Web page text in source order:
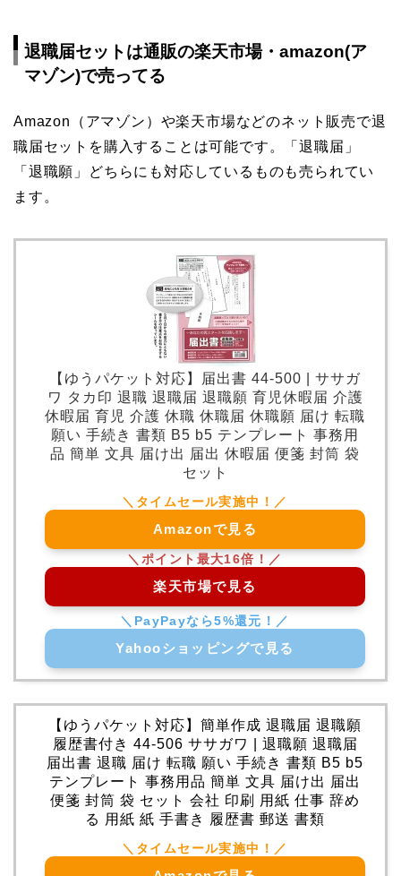
退職届セットは通販の楽天市場・amazon(ア
マゾン)で売ってる
Amazon（アマゾン）や楽天市場などのネット販売で退
職届セットを購入することは可能です。「退職届」
「退職願」どちらにも対応しているものも売られてい
ます。
【ゆうパケット対応】届出書 44-500 | ササガ
ワ タカ印 退職 退職届 退職願 育児休暇届 介護
休暇届 育児 介護 休職 休職届 休職願 届け 転職
願い 手続き 書類 B5 b5 テンプレート 事務用
品 簡単 文具 届け出 届出 休暇届 便箋 封筒 袋
セット
Amazonで見る
楽天市場で見る
Yahooショッピングで見る
【ゆうパケット対応】簡単作成 退職届 退職願
履歴書付き 44-506 ササガワ | 退職願 退職届
届出書 退職 届け 転職 願い 手続き 書類 B5 b5
テンプレート 事務用品 簡単 文具 届け出 届出
便箋 封筒 袋 セット 会社 印刷 用紙 仕事 辞め
る 用紙 紙 手書き 履歴書 郵送 書類